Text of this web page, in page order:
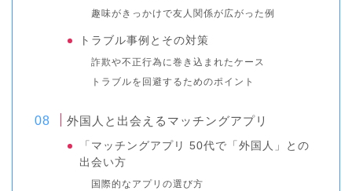
趣味がきっかけで友人関係が広がった例
トラブル事例とその対策
詐欺や不正行為に巻き込まれたケース
トラブルを回避するためのポイント
外国人と出会えるマッチングアプリ
「マッチングアプリ 50代で「外国人」との
出会い方
国際的なアプリの選び方